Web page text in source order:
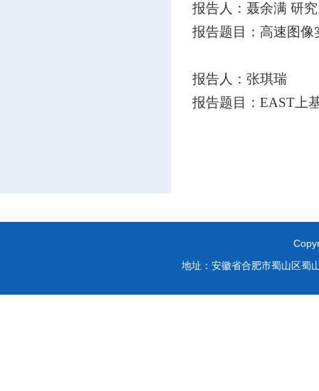
报告人：聂余满 研
报告题目：高速图
报告人：张琪瑞
报告题目：EAST上
地址：安徽省合肥市蜀山区蜀